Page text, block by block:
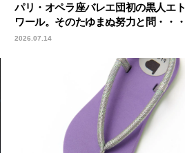
パリ・オペラ座バレエ団初の黒人エト
ワール。そのたゆまぬ努力と問・・・
2026.07.14